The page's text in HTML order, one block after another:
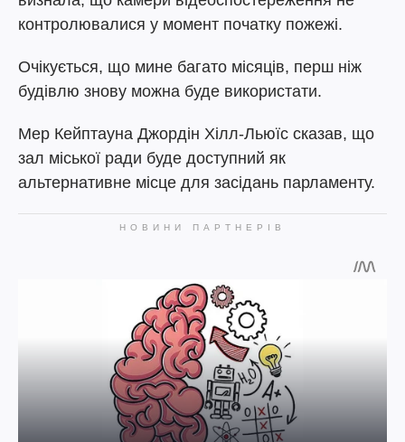
контролювалися у момент початку пожежі.
Очікується, що мине багато місяців, перш ніж
будівлю знову можна буде використати.
Мер Кейптауна Джордін Хілл-Льюїс сказав, що
зал міської ради буде доступний як
альтернативне місце для засідань парламенту.